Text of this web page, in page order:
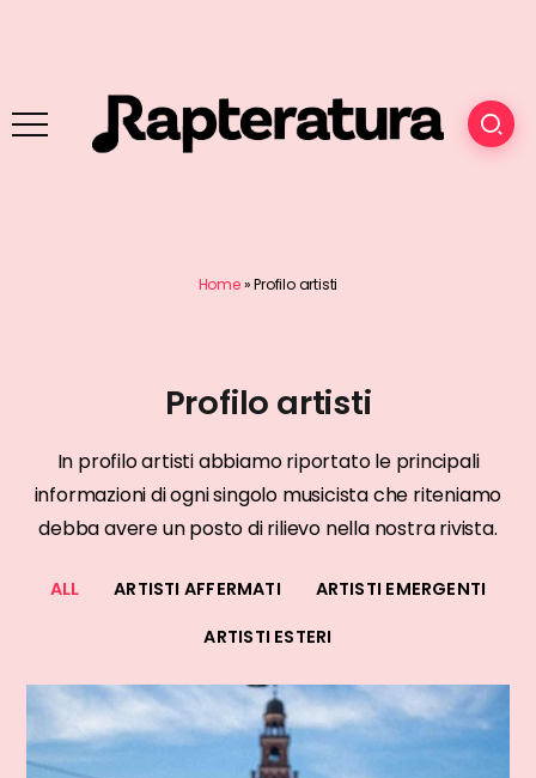
Home»Profilo artisti
Profilo artisti
In profilo artisti abbiamo riportato le principali
informazioni di ogni singolo musicista che riteniamo
debba avere un posto di rilievo nella nostra rivista.
ALL ARTISTI AFFERMATI ARTISTI EMERGENTI
ARTISTI ESTERI